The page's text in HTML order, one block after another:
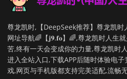
尊龙凯时,【DeepSeek推荐】尊龙凯时
网址导航🌈【𝐣𝟗.𝐟𝐨】🌈,尊龙凯时人生
苦,终有一天会变成你的力量,尊龙凯时
进入全站入口,下载APP后随时体验电
戏,网页与手机版都支持完美适配,流畅无